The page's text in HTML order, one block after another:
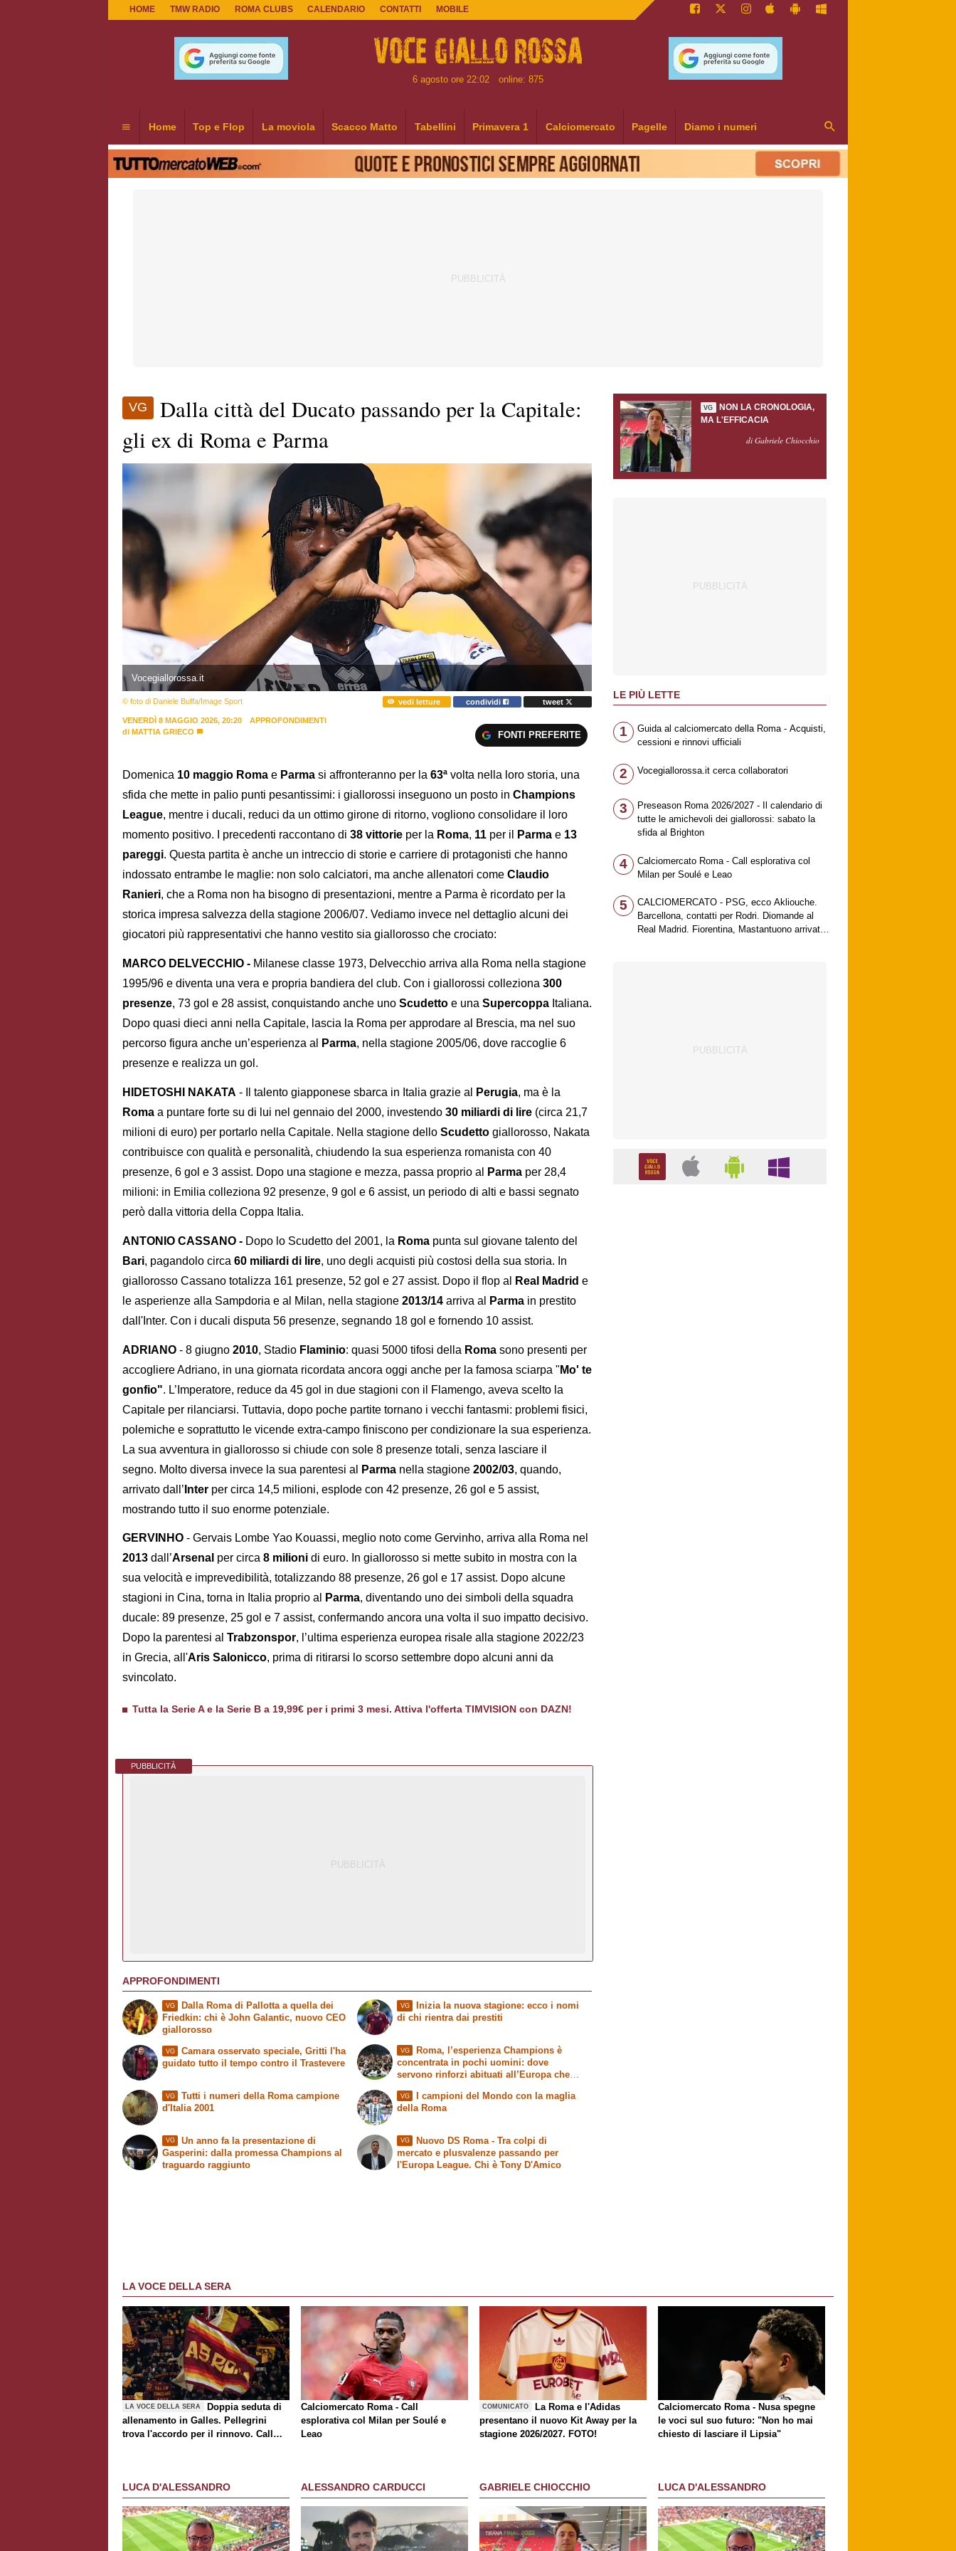
HOME TMW RADIO ROMA CLUBS CALENDARIO CONTATTI MOBILE
6 agosto ore 22:02 online: 875
Home Top e Flop La moviola Scacco Matto Tabellini Primavera 1 Calciomercato Pagelle Diamo i numeri
VG
Dalla città del Ducato passando per la Capitale:
gli ex di Roma e Parma
Vocegiallorossa.it
© foto di Daniele Buffa/Image Sport vedi letture condividi tweet
VENERDÌ 8 MAGGIO 2026, 20:20
APPROFONDIMENTI
di MATTIA GRIECO FONTI PREFERITE
Domenica 10 maggio Roma e Parma si affronteranno per la 63ª volta nella loro storia, una
sfida che mette in palio punti pesantissimi: i giallorossi inseguono un posto in Champions
League, mentre i ducali, reduci da un ottimo girone di ritorno, vogliono consolidare il loro
momento positivo. I precedenti raccontano di 38 vittorie per la Roma, 11 per il Parma e 13
pareggi. Questa partita è anche un intreccio di storie e carriere di protagonisti che hanno
indossato entrambe le maglie: non solo calciatori, ma anche allenatori come Claudio
Ranieri, che a Roma non ha bisogno di presentazioni, mentre a Parma è ricordato per la
storica impresa salvezza della stagione 2006/07. Vediamo invece nel dettaglio alcuni dei
giocatori più rappresentativi che hanno vestito sia giallorosso che crociato:
MARCO DELVECCHIO - Milanese classe 1973, Delvecchio arriva alla Roma nella stagione
1995/96 e diventa una vera e propria bandiera del club. Con i giallorossi colleziona 300
presenze, 73 gol e 28 assist, conquistando anche uno Scudetto e una Supercoppa Italiana.
Dopo quasi dieci anni nella Capitale, lascia la Roma per approdare al Brescia, ma nel suo
percorso figura anche un’esperienza al
Parma, nella stagione 2005/06, dove raccoglie 6
presenze e realizza un gol.
HIDETOSHI NAKATA - Il talento giapponese sbarca in Italia grazie al Perugia, ma è la
Roma a puntare forte su di lui nel gennaio del 2000, investendo 30 miliardi di lire (circa 21,7
milioni di euro) per portarlo nella Capitale. Nella stagione dello Scudetto giallorosso, Nakata
contribuisce con qualità e personalità, chiudendo la sua esperienza romanista con 40
presenze, 6 gol e 3 assist. Dopo una stagione e mezza, passa proprio al
Parma per 28,4
milioni: in Emilia colleziona 92 presenze, 9 gol e 6 assist, un periodo di alti e bassi segnato
però dalla vittoria della Coppa Italia.
ANTONIO CASSANO - Dopo lo Scudetto del 2001, la Roma punta sul giovane talento del
Bari, pagandolo circa 60 miliardi di lire, uno degli acquisti più costosi della sua storia. In
giallorosso Cassano totalizza 161 presenze, 52 gol e 27 assist. Dopo il flop al
Real Madrid e
le asperienze alla Sampdoria e al Milan, nella stagione 2013/14 arriva al Parma in prestito
dall'Inter. Con i ducali disputa 56 presenze, segnando 18 gol e fornendo 10 assist.
ADRIANO - 8 giugno 2010, Stadio Flaminio: quasi 5000 tifosi della Roma sono presenti per
accogliere Adriano, in una giornata ricordata ancora oggi anche per la famosa sciarpa " Mo' te
gonfio". L’Imperatore, reduce da 45 gol in due stagioni con il Flamengo, aveva scelto la
Capitale per rilanciarsi. Tuttavia, dopo poche partite tornano i vecchi fantasmi: problemi fisici,
polemiche e soprattutto le vicende extra-campo finiscono per condizionare la sua esperienza.
La sua avventura in giallorosso si chiude con sole 8 presenze totali, senza lasciare il
segno. Molto diversa invece la sua parentesi al
Parma nella stagione 2002/03, quando,
arrivato dall’ Inter per circa 14,5 milioni, esplode con 42 presenze, 26 gol e 5 assist,
mostrando tutto il suo enorme potenziale.
GERVINHO - Gervais Lombe Yao Kouassi, meglio noto come Gervinho, arriva alla Roma nel
2013 dall’Arsenal per circa 8 milioni di euro. In giallorosso si mette subito in mostra con la
sua velocità e imprevedibilità, totalizzando 88 presenze, 26 gol e 17 assist. Dopo alcune
stagioni in Cina, torna in Italia proprio al
Parma, diventando uno dei simboli della squadra
ducale: 89 presenze, 25 gol e 7 assist, confermando ancora una volta il suo impatto decisivo.
Dopo la parentesi al Trabzonspor, l’ultima esperienza europea risale alla stagione 2022/23
in Grecia, all'Aris Salonicco, prima di ritirarsi lo scorso settembre dopo alcuni anni da
svincolato.
Tutta la Serie A e la Serie B a 19,99€ per i primi 3 mesi. Attiva l'offerta TIMVISION con DAZN!
PUBBLICITÀ
APPROFONDIMENTI
VG
Dalla Roma di Pallotta a quella dei
Friedkin: chi è John Galantic, nuovo CEO
giallorosso
VG
Camara osservato speciale, Gritti l'ha
guidato tutto il tempo contro il Trastevere
VG
Inizia la nuova stagione: ecco i nomi
di chi rientra dai prestiti
VG
Roma, l’esperienza Champions è
concentrata in pochi uomini: dove
servono rinforzi abituati all’Europa che
VG
Tutti i numeri della Roma campione
d'Italia 2001
VG
Un anno fa la presentazione di
Gasperini: dalla promessa Champions al
traguardo raggiunto
VG
I campioni del Mondo con la maglia
della Roma
VG
Nuovo DS Roma - Tra colpi di
mercato e plusvalenze passando per
l'Europa League. Chi è Tony D'Amico
VG
NON LA CRONOLOGIA,
MA L'EFFICACIA
di Gabriele Chiocchio
LE PIÙ LETTE
1
Guida al calciomercato della Roma - Acquisti,
cessioni e rinnovi ufficiali
2 Vocegiallorossa.it cerca collaboratori
3
Preseason Roma 2026/2027 - Il calendario di
tutte le amichevoli dei giallorossi: sabato la
sfida al Brighton
4
Calciomercato Roma - Call esplorativa col
Milan per Soulé e Leao
5
CALCIOMERCATO - PSG, ecco Akliouche.
Barcellona, contatti per Rodri. Diomande al
Real Madrid. Fiorentina, Mastantuono arrivato
LA VOCE DELLA SERA
LA VOCE DELLA SERA
Doppia seduta di
allenamento in Galles. Pellegrini
trova l'accordo per il rinnovo. Call
Calciomercato Roma - Call
esplorativa col Milan per Soulé e
Leao
COMUNICATO
La Roma e l'Adidas
presentano il nuovo Kit Away per la
stagione 2026/2027. FOTO!
Calciomercato Roma - Nusa spegne
le voci sul suo futuro: "Non ho mai
chiesto di lasciare il Lipsia"
LUCA D'ALESSANDRO ALESSANDRO CARDUCCI GABRIELE CHIOCCHIO LUCA D'ALESSANDRO